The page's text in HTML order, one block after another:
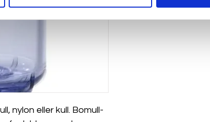
nylon eller kull. Bomull-